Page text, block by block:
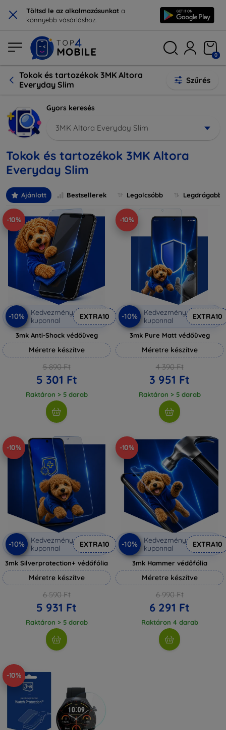
× Töltsd le az alkalmazásunkat a
könnyebb vásárláshoz.
0
Tokok és tartozékok 3MK Altora
Everyday Slim
Szűrés
Gyors keresés
3MK Altora Everyday Slim
Tokok és tartozékok 3MK Altora
Everyday Slim
Ajánlott Bestsellerek Legolcsóbb Legdrágabb
-10%
-10%
Kedvezmény
kuponnal
EXTRA10
3mk Anti-Shock védőüveg
Méretre készítve
5 890 Ft
5 301 Ft
Raktáron > 5 darab
-10%
-10%
Kedvezmény
kuponnal
EXTRA10
3mk Pure Matt védőüveg
Méretre készítve
4 390 Ft
3 951 Ft
Raktáron > 5 darab
-10%
-10%
Kedvezmény
kuponnal
EXTRA10
3mk Silverprotection+ védőfólia
Méretre készítve
6 590 Ft
5 931 Ft
Raktáron > 5 darab
-10%
-10%
Kedvezmény
kuponnal
EXTRA10
3mk Hammer védőfólia
Méretre készítve
6 990 Ft
6 291 Ft
Raktáron 4 darab
-10%